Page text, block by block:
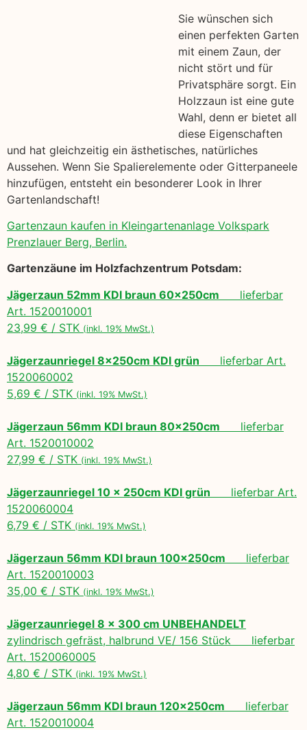
Sie wünschen sich
einen perfekten Garten
mit einem Zaun, der
nicht stört und für
Privatsphäre sorgt. Ein
Holzzaun ist eine gute
Wahl, denn er bietet all
diese Eigenschaften
und hat gleichzeitig ein ästhetisches, natürliches
Aussehen. Wenn Sie Spalierelemente oder Gitterpaneele
hinzufügen, entsteht ein besonderer Look in Ihrer
Gartenlandschaft!
Gartenzaun kaufen in Kleingartenanlage Volkspark
Prenzlauer Berg, Berlin.
Gartenzäune im Holzfachzentrum Potsdam:
Jägerzaun 52mm KDI braun 60x250cm lieferbar
Art. 1520010001
23,99 € / STK (inkl. 19% MwSt.)
Jägerzaunriegel 8x250cm KDI grün lieferbar Art.
1520060002
5,69 € / STK (inkl. 19% MwSt.)
Jägerzaun 56mm KDI braun 80x250cm lieferbar
Art. 1520010002
27,99 € / STK (inkl. 19% MwSt.)
Jägerzaunriegel 10 x 250cm KDI grün lieferbar Art.
1520060004
6,79 € / STK (inkl. 19% MwSt.)
Jägerzaun 56mm KDI braun 100x250cm lieferbar
Art. 1520010003
35,00 € / STK (inkl. 19% MwSt.)
Jägerzaunriegel 8 x 300 cm UNBEHANDELT
zylindrisch gefräst, halbrund VE/ 156 Stück lieferbar
Art. 1520060005
4,80 € / STK (inkl. 19% MwSt.)
Jägerzaun 56mm KDI braun 120x250cm lieferbar
Art. 1520010004